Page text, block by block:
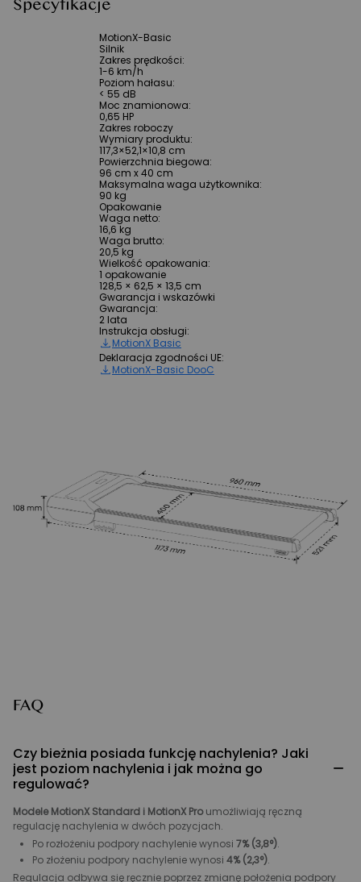
Specyfikacje
MotionX-Basic
Silnik
Zakres prędkości:
1-6 km/h
Poziom hałasu:
< 55 dB
Moc znamionowa:
0,65 HP
Zakres roboczy
Wymiary produktu:
117,3×52,1×10,8 cm
Powierzchnia biegowa:
96 cm x 40 cm
Maksymalna waga użytkownika:
90 kg
Opakowanie
Waga netto:
16,6 kg
Waga brutto:
20,5 kg
Wielkość opakowania:
1 opakowanie
128,5 × 62,5 × 13,5 cm
Gwarancja i wskazówki
Gwarancja:
2 lata
Instrukcja obsługi:
MotionX Basic
Deklaracja zgodności UE:
MotionX-Basic DooC
FAQ
Czy bieżnia posiada funkcję nachylenia? Jaki
jest poziom nachylenia i jak można go
regulować?
−
Modele MotionX Standard i MotionX Proumożliwiają ręczną
regulację nachylenia w dwóch pozycjach.
Po rozłożeniu podpory nachylenie wynosi 7% (3,8°).
Po złożeniu podpory nachylenie wynosi 4% (2,3°).
Regulacja odbywa się ręcznie poprzez zmianę położenia podpory